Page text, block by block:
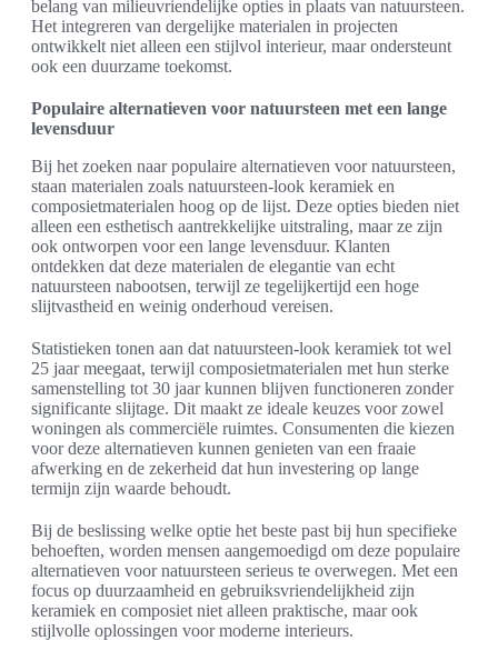
belang van milieuvriendelijke opties in plaats van natuursteen.
Het integreren van dergelijke materialen in projecten
ontwikkelt niet alleen een stijlvol interieur, maar ondersteunt
ook een duurzame toekomst.
Populaire alternatieven voor natuursteen met een lange
levensduur
Bij het zoeken naar populaire alternatieven voor natuursteen,
staan materialen zoals natuursteen-look keramiek en
composietmaterialen hoog op de lijst. Deze opties bieden niet
alleen een esthetisch aantrekkelijke uitstraling, maar ze zijn
ook ontworpen voor een lange levensduur. Klanten
ontdekken dat deze materialen de elegantie van echt
natuursteen nabootsen, terwijl ze tegelijkertijd een hoge
slijtvastheid en weinig onderhoud vereisen.
Statistieken tonen aan dat natuursteen-look keramiek tot wel
25 jaar meegaat, terwijl composietmaterialen met hun sterke
samenstelling tot 30 jaar kunnen blijven functioneren zonder
significante slijtage. Dit maakt ze ideale keuzes voor zowel
woningen als commerciële ruimtes. Consumenten die kiezen
voor deze alternatieven kunnen genieten van een fraaie
afwerking en de zekerheid dat hun investering op lange
termijn zijn waarde behoudt.
Bij de beslissing welke optie het beste past bij hun specifieke
behoeften, worden mensen aangemoedigd om deze populaire
alternatieven voor natuursteen serieus te overwegen. Met een
focus op duurzaamheid en gebruiksvriendelijkheid zijn
keramiek en composiet niet alleen praktische, maar ook
stijlvolle oplossingen voor moderne interieurs.